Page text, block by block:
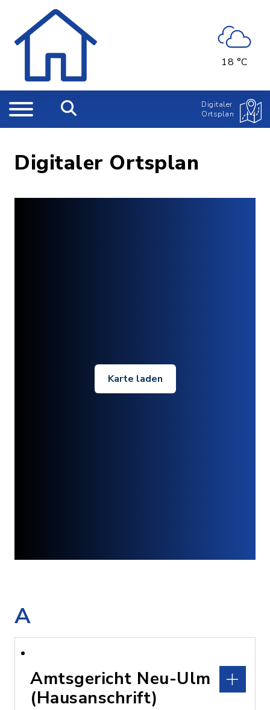
18 °C
Digitaler
Ortsplan
Digitaler Ortsplan
Karte laden
A
Amtsgericht Neu-Ulm
(Hausanschrift)